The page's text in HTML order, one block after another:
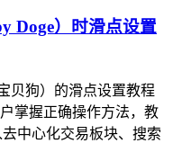
Doge）时滑点设置
贝狗）的滑点设置教程
掌握正确操作方法，教
中心化交易板块、搜索